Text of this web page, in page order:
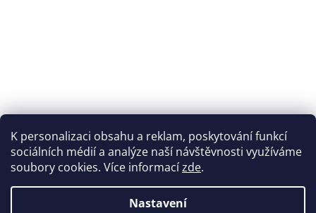
K personalizaci obsahu a reklam, poskytování funkcí
sociálních médií a analýze naší návštěvnosti využíváme
soubory cookies. Více informacízde.
Nastavení
Sledovat na Instagramu